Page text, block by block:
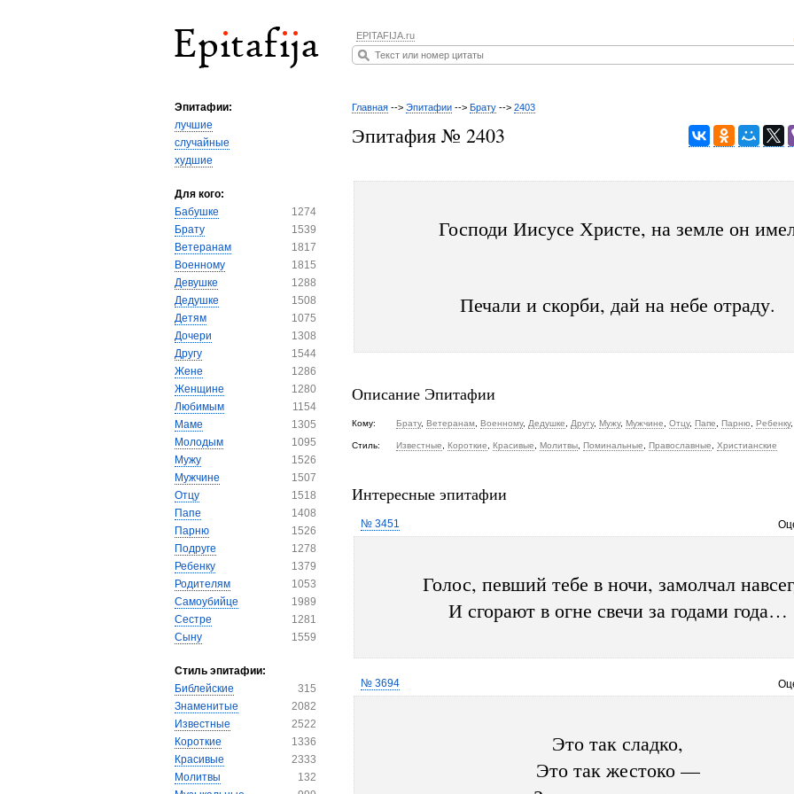
EPITAFIJA.ru
Эпитафии:
лучшие
случайные
худшие
Для кого:
Бабушке
1274
Брату
1539
Ветеранам
1817
Военному
1815
Девушке
1288
Дедушке
1508
Детям
1075
Дочери
1308
Другу
1544
Жене
1286
Женщине
1280
Любимым
1154
Маме
1305
Молодым
1095
Мужу
1526
Мужчине
1507
Отцу
1518
Папе
1408
Парню
1526
Подруге
1278
Ребенку
1379
Родителям
1053
Самоубийце
1989
Сестре
1281
Сыну
1559
Стиль эпитафии:
Библейские
315
Знаменитые
2082
Известные
2522
Короткие
1336
Красивые
2333
Молитвы
132
Главная --> Эпитафии --> Брату --> 2403
Эпитафия № 2403
Господи Иисусе Христе, на земле он
Печали и скорби, дай на небе отраду.
Описание Эпитафии
Кому: Брату, Ветеранам Военному, Дедушке Другу, Мужу, Мужчине Отцу, Папе Парню Ребенку,
Стиль: Известные Короткие Красивые Молитвы Поминальные Православные Христианские
Интересные эпитафии
№ 3451
Голос, певший тебе в ночи, замолчал
И сгорают в огне свечи за годами года…
№ 3694
Это так сладко,
Это так жестоко —